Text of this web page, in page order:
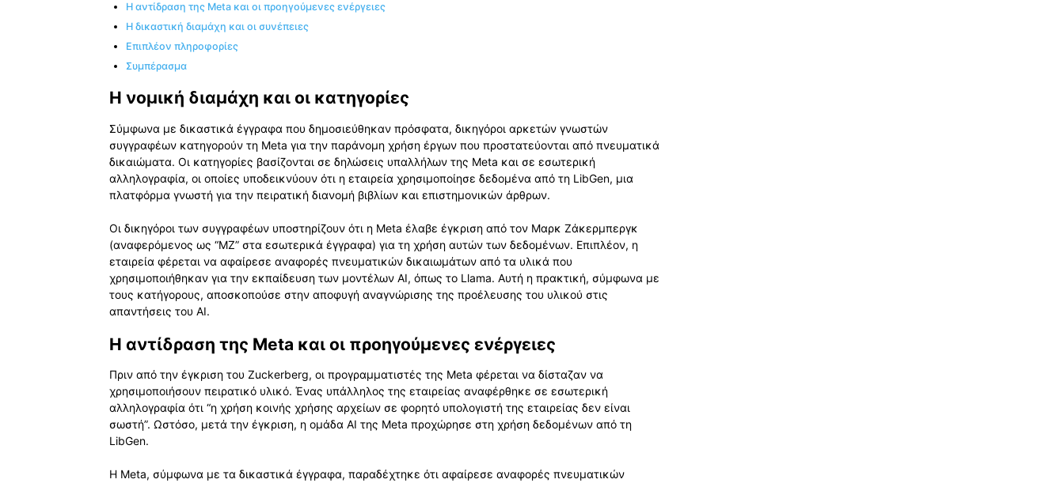
Η αντίδραση της Meta και οι προηγούμενες ενέργειες
Η δικαστική διαμάχη και οι συνέπειες
Επιπλέον πληροφορίες
Συμπέρασμα
Η νομική διαμάχη και οι κατηγορίες
Σύμφωνα με δικαστικά έγγραφα που δημοσιεύθηκαν πρόσφατα, δικηγόροι αρκετών γνωστών
συγγραφέων κατηγορούν τη Meta για την παράνομη χρήση έργων που προστατεύονται από πνευματικά
δικαιώματα. Οι κατηγορίες βασίζονται σε δηλώσεις υπαλλήλων της Meta και σε εσωτερική
αλληλογραφία, οι οποίες υποδεικνύουν ότι η εταιρεία χρησιμοποίησε δεδομένα από τη LibGen, μια
πλατφόρμα γνωστή για την πειρατική διανομή βιβλίων και επιστημονικών άρθρων.
Οι δικηγόροι των συγγραφέων υποστηρίζουν ότι η Meta έλαβε έγκριση από τον Μαρκ Ζάκερμπεργκ
(αναφερόμενος ως “MZ” στα εσωτερικά έγγραφα) για τη χρήση αυτών των δεδομένων. Επιπλέον, η
εταιρεία φέρεται να αφαίρεσε αναφορές πνευματικών δικαιωμάτων από τα υλικά που
χρησιμοποιήθηκαν για την εκπαίδευση των μοντέλων AI, όπως το Llama. Αυτή η πρακτική, σύμφωνα με
τους κατήγορους, αποσκοπούσε στην αποφυγή αναγνώρισης της προέλευσης του υλικού στις
απαντήσεις του AI.
Η αντίδραση της Meta και οι προηγούμενες ενέργειες
Πριν από την έγκριση του Zuckerberg, οι προγραμματιστές της Meta φέρεται να δίσταζαν να
χρησιμοποιήσουν πειρατικό υλικό. Ένας υπάλληλος της εταιρείας αναφέρθηκε σε εσωτερική
αλληλογραφία ότι “η χρήση κοινής χρήσης αρχείων σε φορητό υπολογιστή της εταιρείας δεν είναι
σωστή”. Ωστόσο, μετά την έγκριση, η ομάδα AI της Meta προχώρησε στη χρήση δεδομένων από τη
LibGen.
Η Meta, σύμφωνα με τα δικαστικά έγγραφα, παραδέχτηκε ότι αφαίρεσε αναφορές πνευματικών